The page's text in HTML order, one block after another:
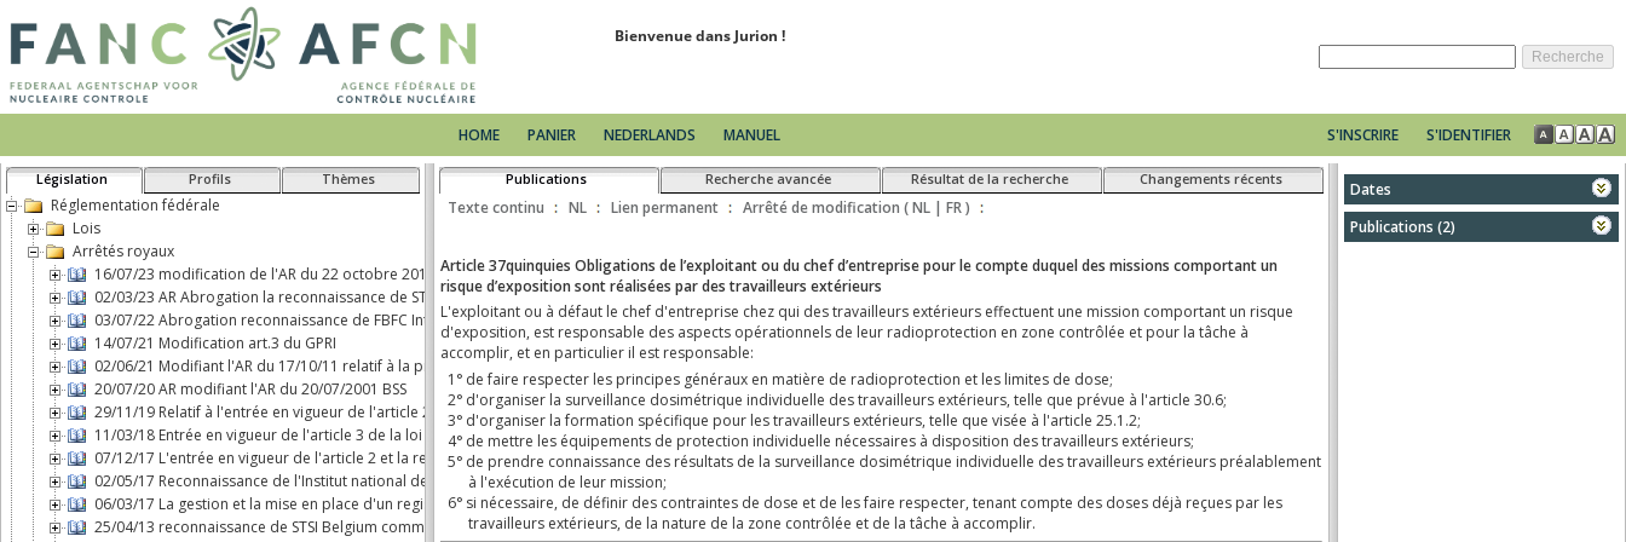
HOME PANIER NEDERLANDS MANUEL S'INSCRIRE S'IDENTIFIER
Législation Profils Thèmes
Réglementation fédérale
Lois
Arrêtés royaux
16/07/23 modification de l'AR du 22 octobre 2017 concernant le transport de marchandises dangereuses de la classe 7 et transposant la Décision d'exécution (UE) 2021/1436 de la Commission du 31 août 2021
02/03/23 AR Abrogation la reconnaissance de STSI Belgium comme transporteur de substances nucléaires
03/07/22 Abrogation reconnaissance de FBFC International comme exploitant d'une installation nucléaire
14/07/21 Modification art.3 du GPRI
02/06/21 Modifiant l'AR du 17/10/11 relatif à la protection physique des matières nucléaires et des installations nucléaires et l'AR du 30/11/11 portant prescriptions de sûreté des installations nucléaires
20/07/20 AR modifiant l'AR du 20/07/2001 BSS
29/11/19 Relatif à l'entrée en vigueur de l'article 2, b), de la loi du 7/12/16 modifiant la loi du 22/07/85 sur la responsabilité civile dans le domaine de l'énergie nucléaire et définissant la date visée à l'article 23, alinéa 4.
11/03/18 Entrée en vigueur de l'article 3 de la loi du 7 mai 2017 portant modification de la loi du 15 avril 1994 concernant l'organisation du contrôle physique
07/12/17 L'entrée en vigueur de l'article 2 et la responsabilité civile dans le domaine de l'énergie nucléaire
02/05/17 Reconnaissance de l'Institut national des Radioéléments comme exploitant d'une installation nucléaire
06/03/17 La gestion et la mise en place d'un registre d'exposition dans le cadre de la surveillance dosimétrique à l'AFCN
25/04/13 reconnaissance de STSI Belgium comme transporteur de substances nucléaires
Publications Recherche avancée Résultat de la recherche Changements récents
Dates
publication :
19-08-2020
promulgation : 20-07-2020
Publications (2)